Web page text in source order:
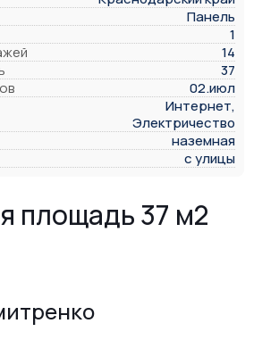
Панель
1
14
37
02.июл
Интернет,
Электричество
наземная
с улицы
площадь 37 м2